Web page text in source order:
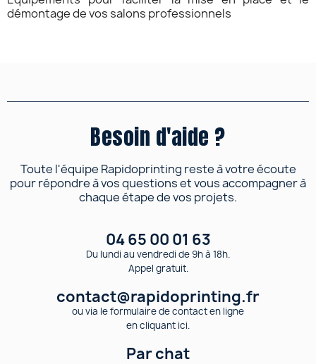
démontage de vos salons professionnels
Besoin d'aide ?
Toute l'équipe Rapidoprinting reste à votre écoute
pour répondre à vos questions et vous accompagner à
chaque étape de vos projets.
04 65 00 01 63
Du lundi au vendredi de 9h à 18h.
Appel gratuit.
contact@rapidoprinting.fr
ou via le formulaire de contact en ligne
en cliquant ici.
Par chat